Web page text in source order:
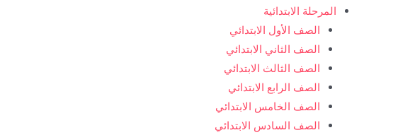
المرحلة الابتدائية
الصف الأول الابتدائي
الصف الثاني الابتدائي
الصف الثالث الابتدائي
الصف الرابع الابتدائي
الصف الخامس الابتدائي
الصف السادس الابتدائي